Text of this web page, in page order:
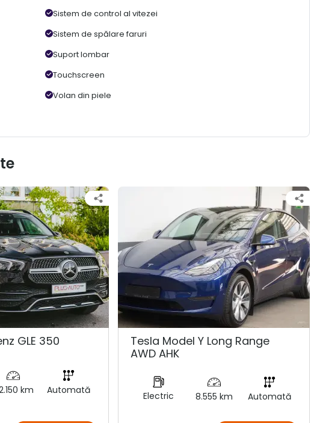
Sistem de control al vitezei
Sistem de spălare faruri
Suport lombar
Touchscreen
Volan din piele
GLE 350
km Automată
Tesla Model Y Long Range
AWD AHK
Electric 8.555 km Automată